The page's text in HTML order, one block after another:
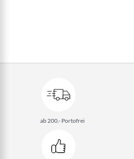
ab 200.- Portofrei